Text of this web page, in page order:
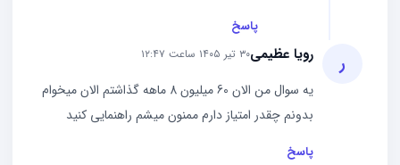
پاسخ
ر رویا عظیمی۳۰ تیر ۱۴۰۵ ساعت ۱۲:۴۷
یه سوال من الان 60 میلیون 8 ماهه گذاشتم الان میخوام
بدونم چقدر امتیاز دارم ممنون میشم راهنمایی کنید
پاسخ